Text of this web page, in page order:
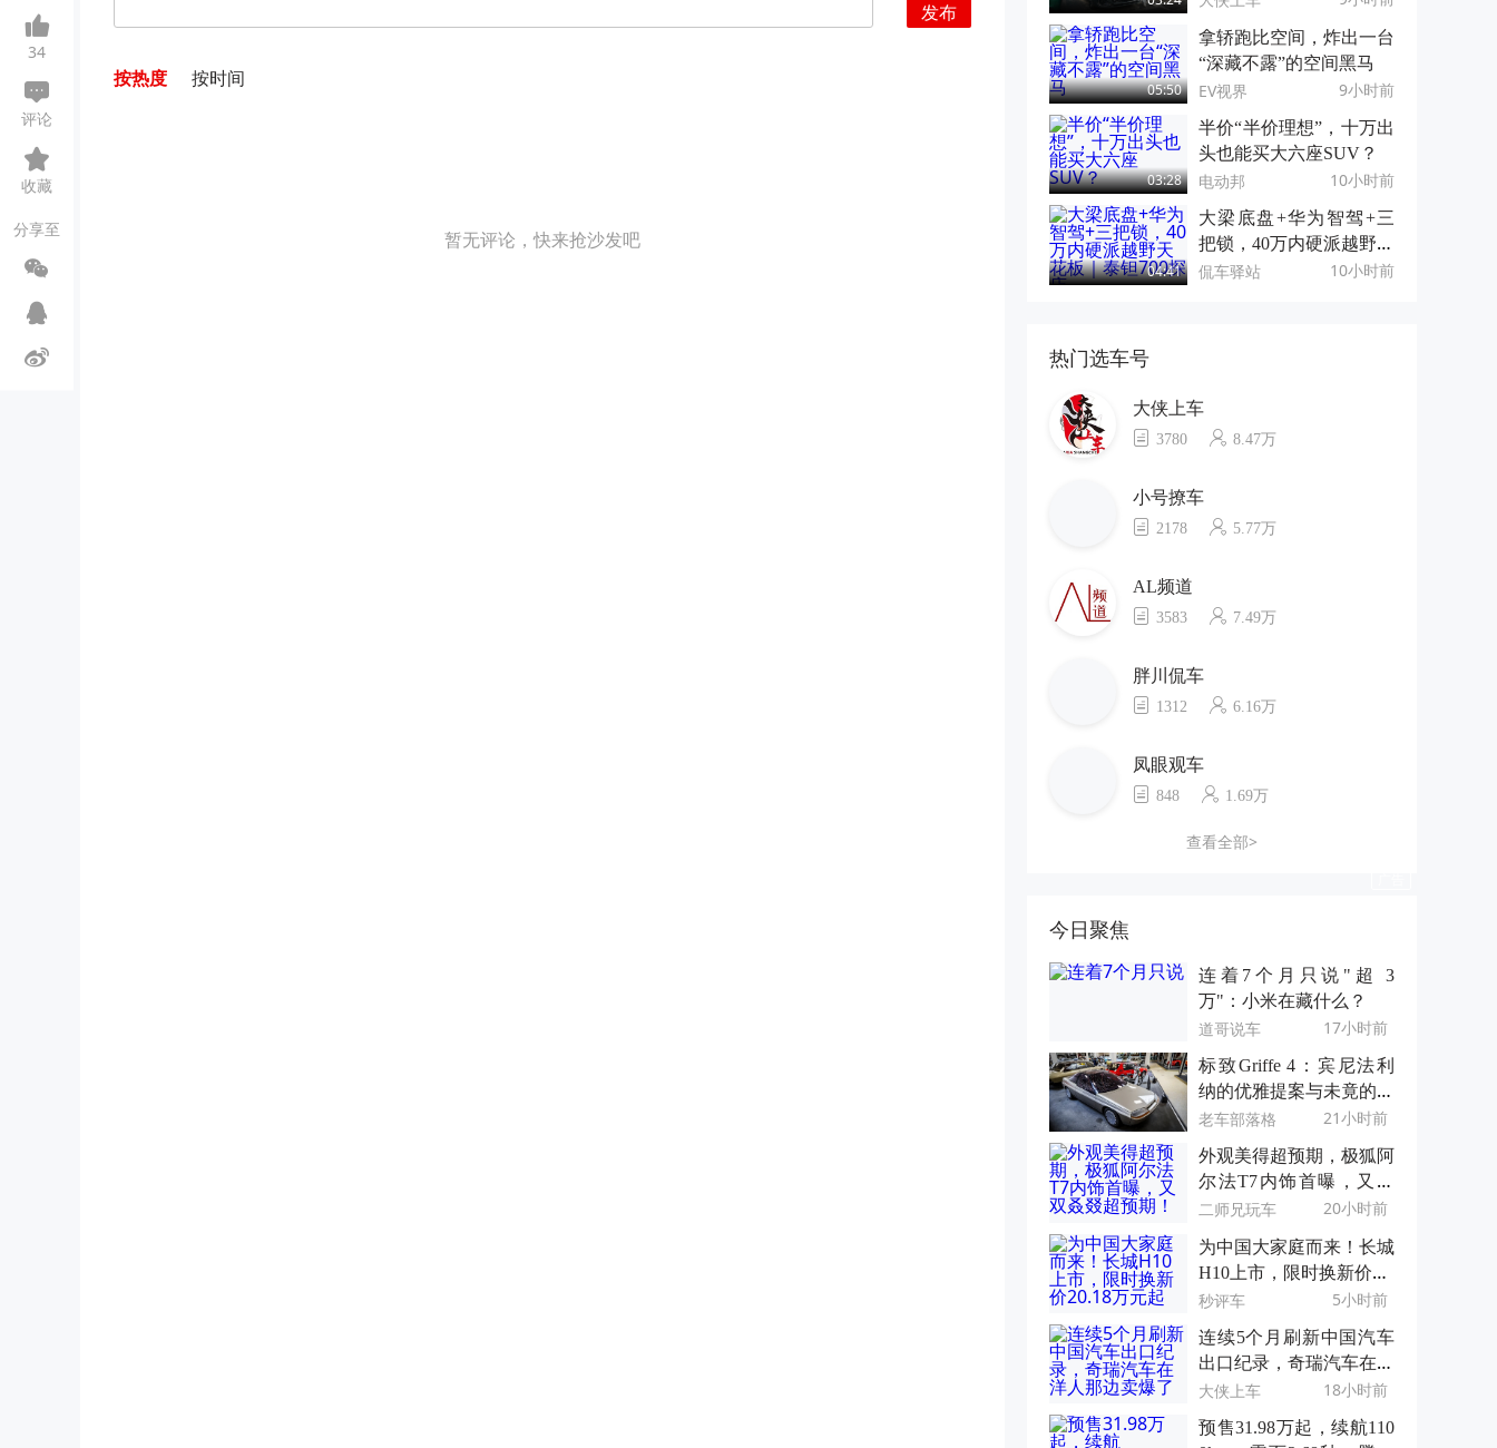
发布
按热度 按时间
暂无评论，快来抢沙发吧
05:50
拿轿跑比空间，炸出一台
“深藏不露”的空间黑马
EV视界 9小时前
03:28
半价“半价理想”，十万出
头也能买大六座SUV？
电动邦 10小时前
04:41
大梁底盘+华为智驾+三
把锁，40万内硬派越野天
花板｜泰钽700探店
侃车驿站 10小时前
热门选车号
大侠上车
3780 8.47万
小号撩车
2178 5.77万
AL频道
3583 7.49万
胖川侃车
1312 6.16万
凤眼观车
848 1.69万
查看全部>
今日聚焦
连着7个月只说"超 3
万"：小米在藏什么？
道哥说车 17小时前
标致Griffe 4：宾尼法利
纳的优雅提案与未竟的轿
跑梦
老车部落格 21小时前
外观美得超预期，极狐阿
尔法T7内饰首曝，又双
叒叕超预期！
二师兄玩车 20小时前
为中国大家庭而来！长城
H10上市，限时换新价20.
18万元起
秒评车 5小时前
连续5个月刷新中国汽车
出口纪录，奇瑞汽车在洋
人那边卖爆了
大侠上车 18小时前
预售31.98万起，续航110
34
评论
收藏
分享至